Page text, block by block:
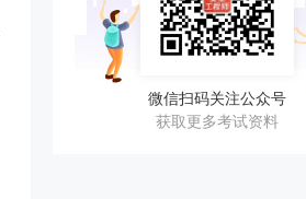
微信扫码关注公众号
获取更多考试资料